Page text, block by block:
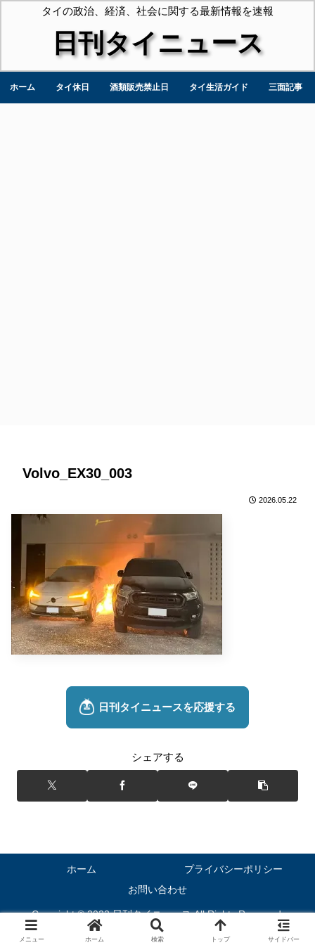
タイの政治、経済、社会に関する最新情報を速報
日刊タイニュース
ホーム タイ休日 酒類販売禁止日 タイ生活ガイド 三面記事
Volvo_EX30_003
2026.05.22
シェアする
ホーム
プライバシーポリシー
お問い合わせ
Copyright © 2022 日刊タイニュース All Rights Reserved.
メニュー ホーム 検索 トップ サイドバー